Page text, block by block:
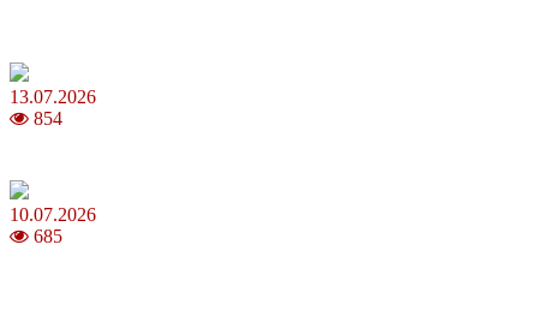
13.07.2026
854
10.07.2026
685